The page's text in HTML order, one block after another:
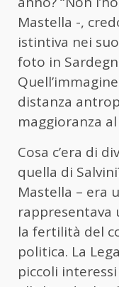
Mastella -,
istintiva nei
foto in
distanza
maggioranza
Cosa c’era di
quella di
Mastella – era
rappresentava
la fertilità del
politica. La
piccoli